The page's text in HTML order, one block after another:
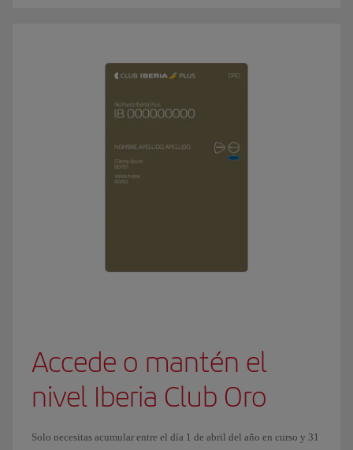
Accede o mantén el
nivel Iberia Club Oro
Solo necesitas acumular entre el día 1 de abril del año en curso y 31